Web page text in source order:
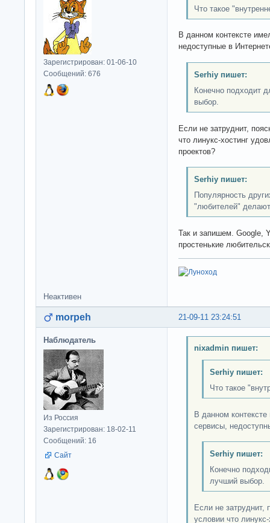
Зарегистрирован: 01-06-10
Сообщений: 676
Что такое
В данном контексте
недоступные в
Serhiy пишет:
Конечно подходит
выбор.
Если не затруднит,
что линукс-хостинг
проектов?
Serhiy пишет:
Популярность
"любителей"
Так и запишем. Google,
простенькие
Неактивен
21-09-11 23:24:51
morpeh
Наблюдатель
Из Россия
Зарегистрирован: 18-02-11
Сообщений: 16
Сайт
nixadmin пишет:
Serhiy пишет:
Что такое
В данном
сервисы,
Serhiy пишет:
Конечно
лучший выбор.
Если не
условии что